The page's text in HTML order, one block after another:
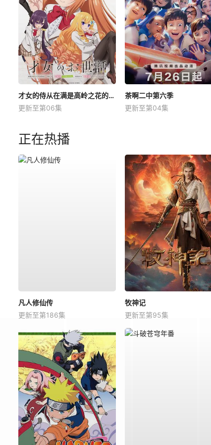
才女的侍从在满是高岭之花的贵族学校暗中照顾（毫无生活自理能力的）学院第一大小姐
更新至第06集
茶啊二中第六季
更新至第04集
正在热播
凡人修仙传
更新至第186集
牧神记
更新至第95集